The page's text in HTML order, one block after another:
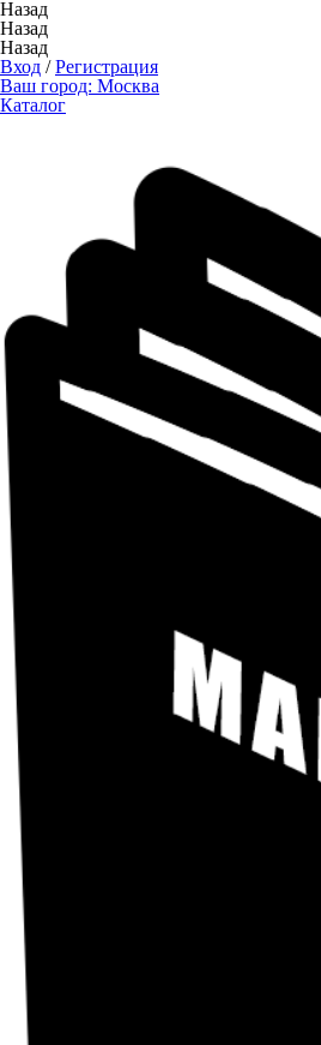
Назад
Назад
Назад
Вход /Регистрация
Ваш город: Москва
Каталог